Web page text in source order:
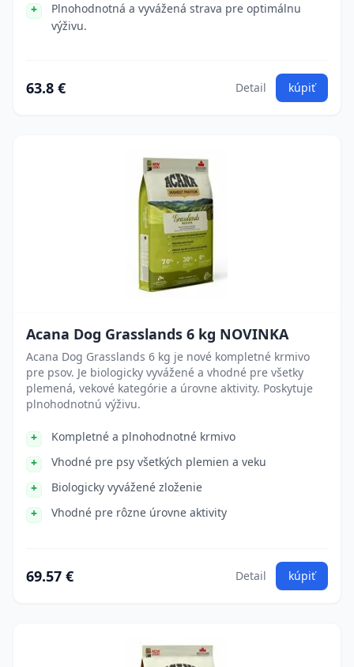
Plnohodnotná a vyvážená strava pre optimálnu
výživu.
63.8 € Detail kúpiť
Acana Dog Grasslands 6 kg NOVINKA
Acana Dog Grasslands 6 kg je nové kompletné krmivo
pre psov. Je biologicky vyvážené a vhodné pre všetky
plemená, vekové kategórie a úrovne aktivity. Poskytuje
plnohodnotnú výživu.
Kompletné a plnohodnotné krmivo
Vhodné pre psy všetkých plemien a veku
Biologicky vyvážené zloženie
Vhodné pre rôzne úrovne aktivity
69.57 € Detail kúpiť